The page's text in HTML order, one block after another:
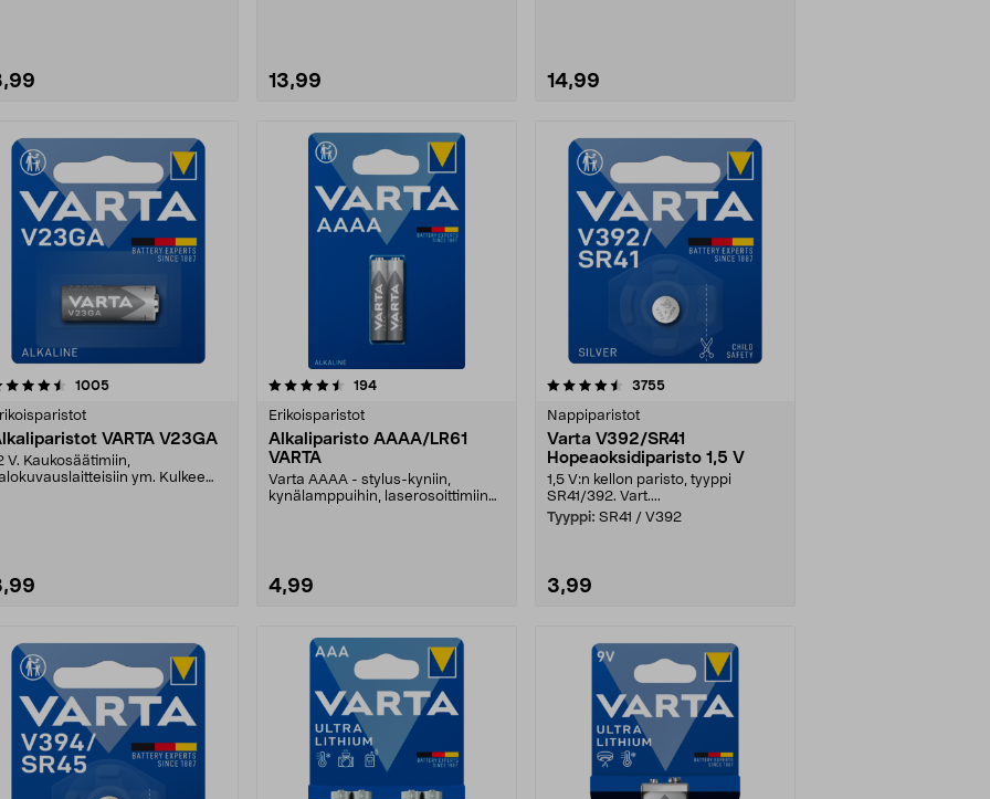
13,99 14,99
1005arvostelut
VARTA V23GA
V. Kaukosäätimiin,
ym. Kulkee
4.5 viidestä
194arvostelut
Erikoisparistot
Alkaliparisto AAAA/LR61
VARTA
Varta AAAA - stylus-kyniin,
kynälamppuihin, laserosoittimiin
4,99
4.5 viidestä
3755arvostelut
Nappiparistot
Varta V392/SR41
Hopeaoksidiparisto 1,5 V
1,5 V:n kellon paristo, tyyppi
SR41/392. Vart....
Tyyppi: SR41 / V392
3,99